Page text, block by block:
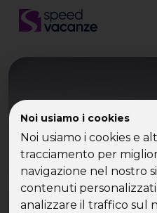
Noi usiamo i cookies
Noi usiamo i cookies e
tracciamento per
navigazione nel nostro
contenuti
analizzare il traffico sul
Villaggio
Palinuro
Vacanze
viaggi